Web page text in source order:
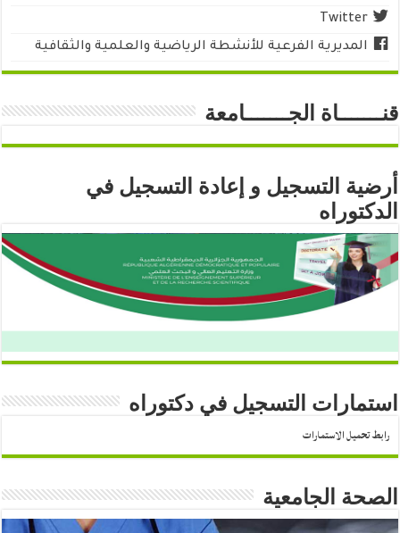
Twitter
المديرية الفرعية للأنشطة الرياضية والعلمية والثقافية
قنـــــــاة الجـــــــامعة
أرضية التسجيل و إعادة التسجيل في
الدكتوراه
استمارات التسجيل في دكتوراه
رابط تحميل الاستمارات
الصحة الجامعية